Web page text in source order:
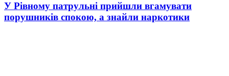
У Рівному патрульні прийшли вгамувати
порушників спокою, а знайли наркотики